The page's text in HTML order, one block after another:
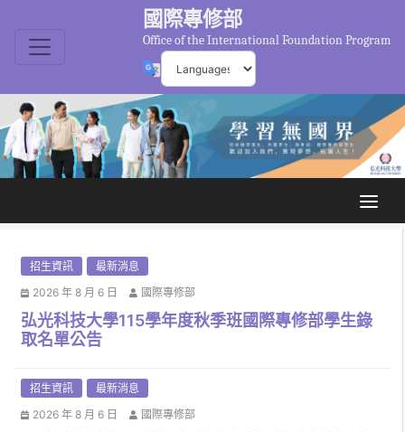
國際專修部
Office of the International Foundation Program
招生資訊
最新消息
2026 年 8 月 6 日
國際專修部
弘光科技大學115學年度秋季班國際專修部學生錄
取名單公告
招生資訊
最新消息
2026 年 8 月 6 日
國際專修部